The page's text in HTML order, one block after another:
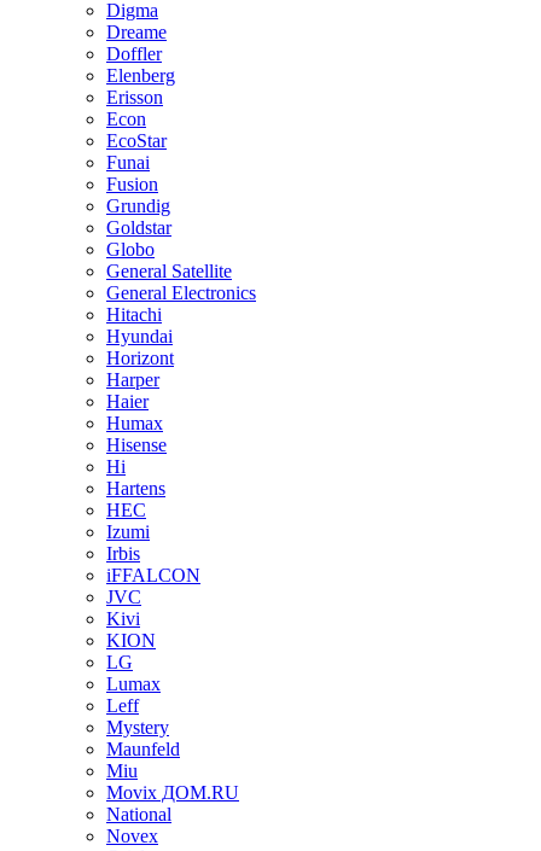
Digma
Dreame
Doffler
Elenberg
Erisson
Econ
EcoStar
Funai
Fusion
Grundig
Goldstar
Globo
General Satellite
General Electronics
Hitachi
Hyundai
Horizont
Harper
Haier
Humax
Hisense
Hi
Hartens
HEC
Izumi
Irbis
iFFALCON
JVC
Kivi
KION
LG
Lumax
Leff
Mystery
Maunfeld
Miu
Movix ДОМ.RU
National
Novex